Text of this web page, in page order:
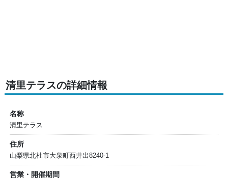
清里テラスの詳細情報
名称
清里テラス
住所
山梨県北杜市大泉町西井出8240-1
営業・開催期間